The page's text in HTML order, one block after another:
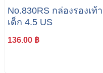
No.830RS กล่องรองเท้า
เด็ก 4.5 US
136.00 ฿